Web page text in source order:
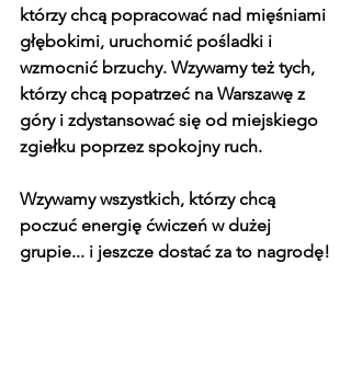
którzy chcą popracować nad mięśniami
głębokimi, uruchomić pośladki i
wzmocnić brzuchy. Wzywamy też tych,
którzy chcą popatrzeć na Warszawę z
góry i zdystansować się od miejskiego
zgiełku poprzez spokojny ruch.
Wzywamy wszystkich, którzy chcą
poczuć energię ćwiczeń w dużej
grupie... i jeszcze dostać za to nagrodę!